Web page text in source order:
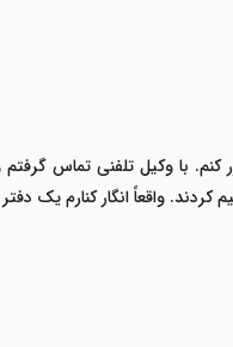
کنم. باوکیل تلفنی تماس گرفتم
واقعاً انگار کنارم یک